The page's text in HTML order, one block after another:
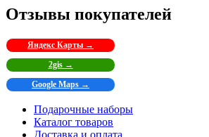
Отзывы покупателей
Яндекс Карты →
2gis →
Google Maps →
Подарочные наборы
Каталог товаров
Доставка и оплата